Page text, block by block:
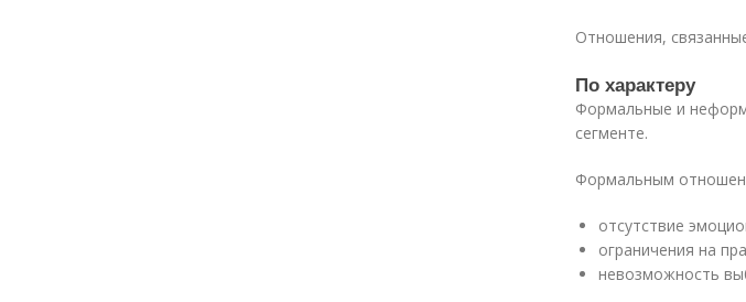
Отношения,
По характеру
Формальные и
сегменте.
Формальным
отсутствие
ограничения на
невозможность